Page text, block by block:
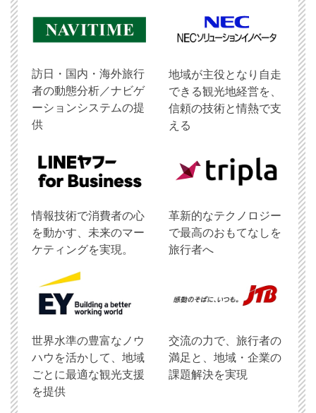
訪日・国内・海外旅行
者の動態分析／ナビゲ
ーションシステムの提
供
地域が主役となり自走
できる観光地経営を、
信頼の技術と情熱で支
える
情報技術で消費者の心
を動かす、未来のマー
ケティングを実現。
革新的なテクノロジー
で最高のおもてなしを
旅行者へ
世界水準の豊富なノウ
ハウを活かして、地域
ごとに最適な観光支援
を提供
交流の力で、旅行者の
満足と、地域・企業の
課題解決を実現